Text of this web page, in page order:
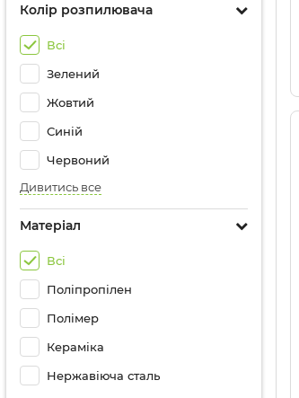
Колір розпилювача
Всі
Зелений
Жовтий
Синій
Червоний
Дивитись все
Матеріал
Всі
Поліпропілен
Полімер
Кераміка
Нержавіюча сталь